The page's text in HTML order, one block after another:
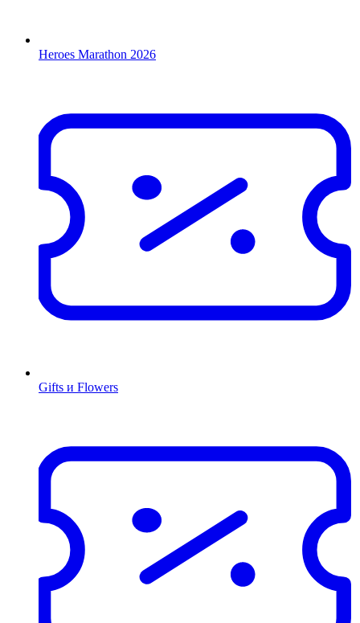
Heroes Marathon 2026
Gifts и Flowers